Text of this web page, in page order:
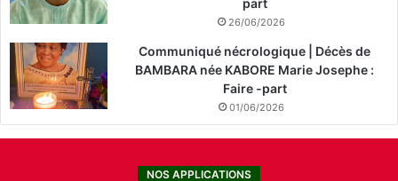
part
26/06/2026
Communiqué nécrologique | Décès de
BAMBARA née KABORE Marie Josephe :
Faire -part
01/06/2026
NOS APPLICATIONS